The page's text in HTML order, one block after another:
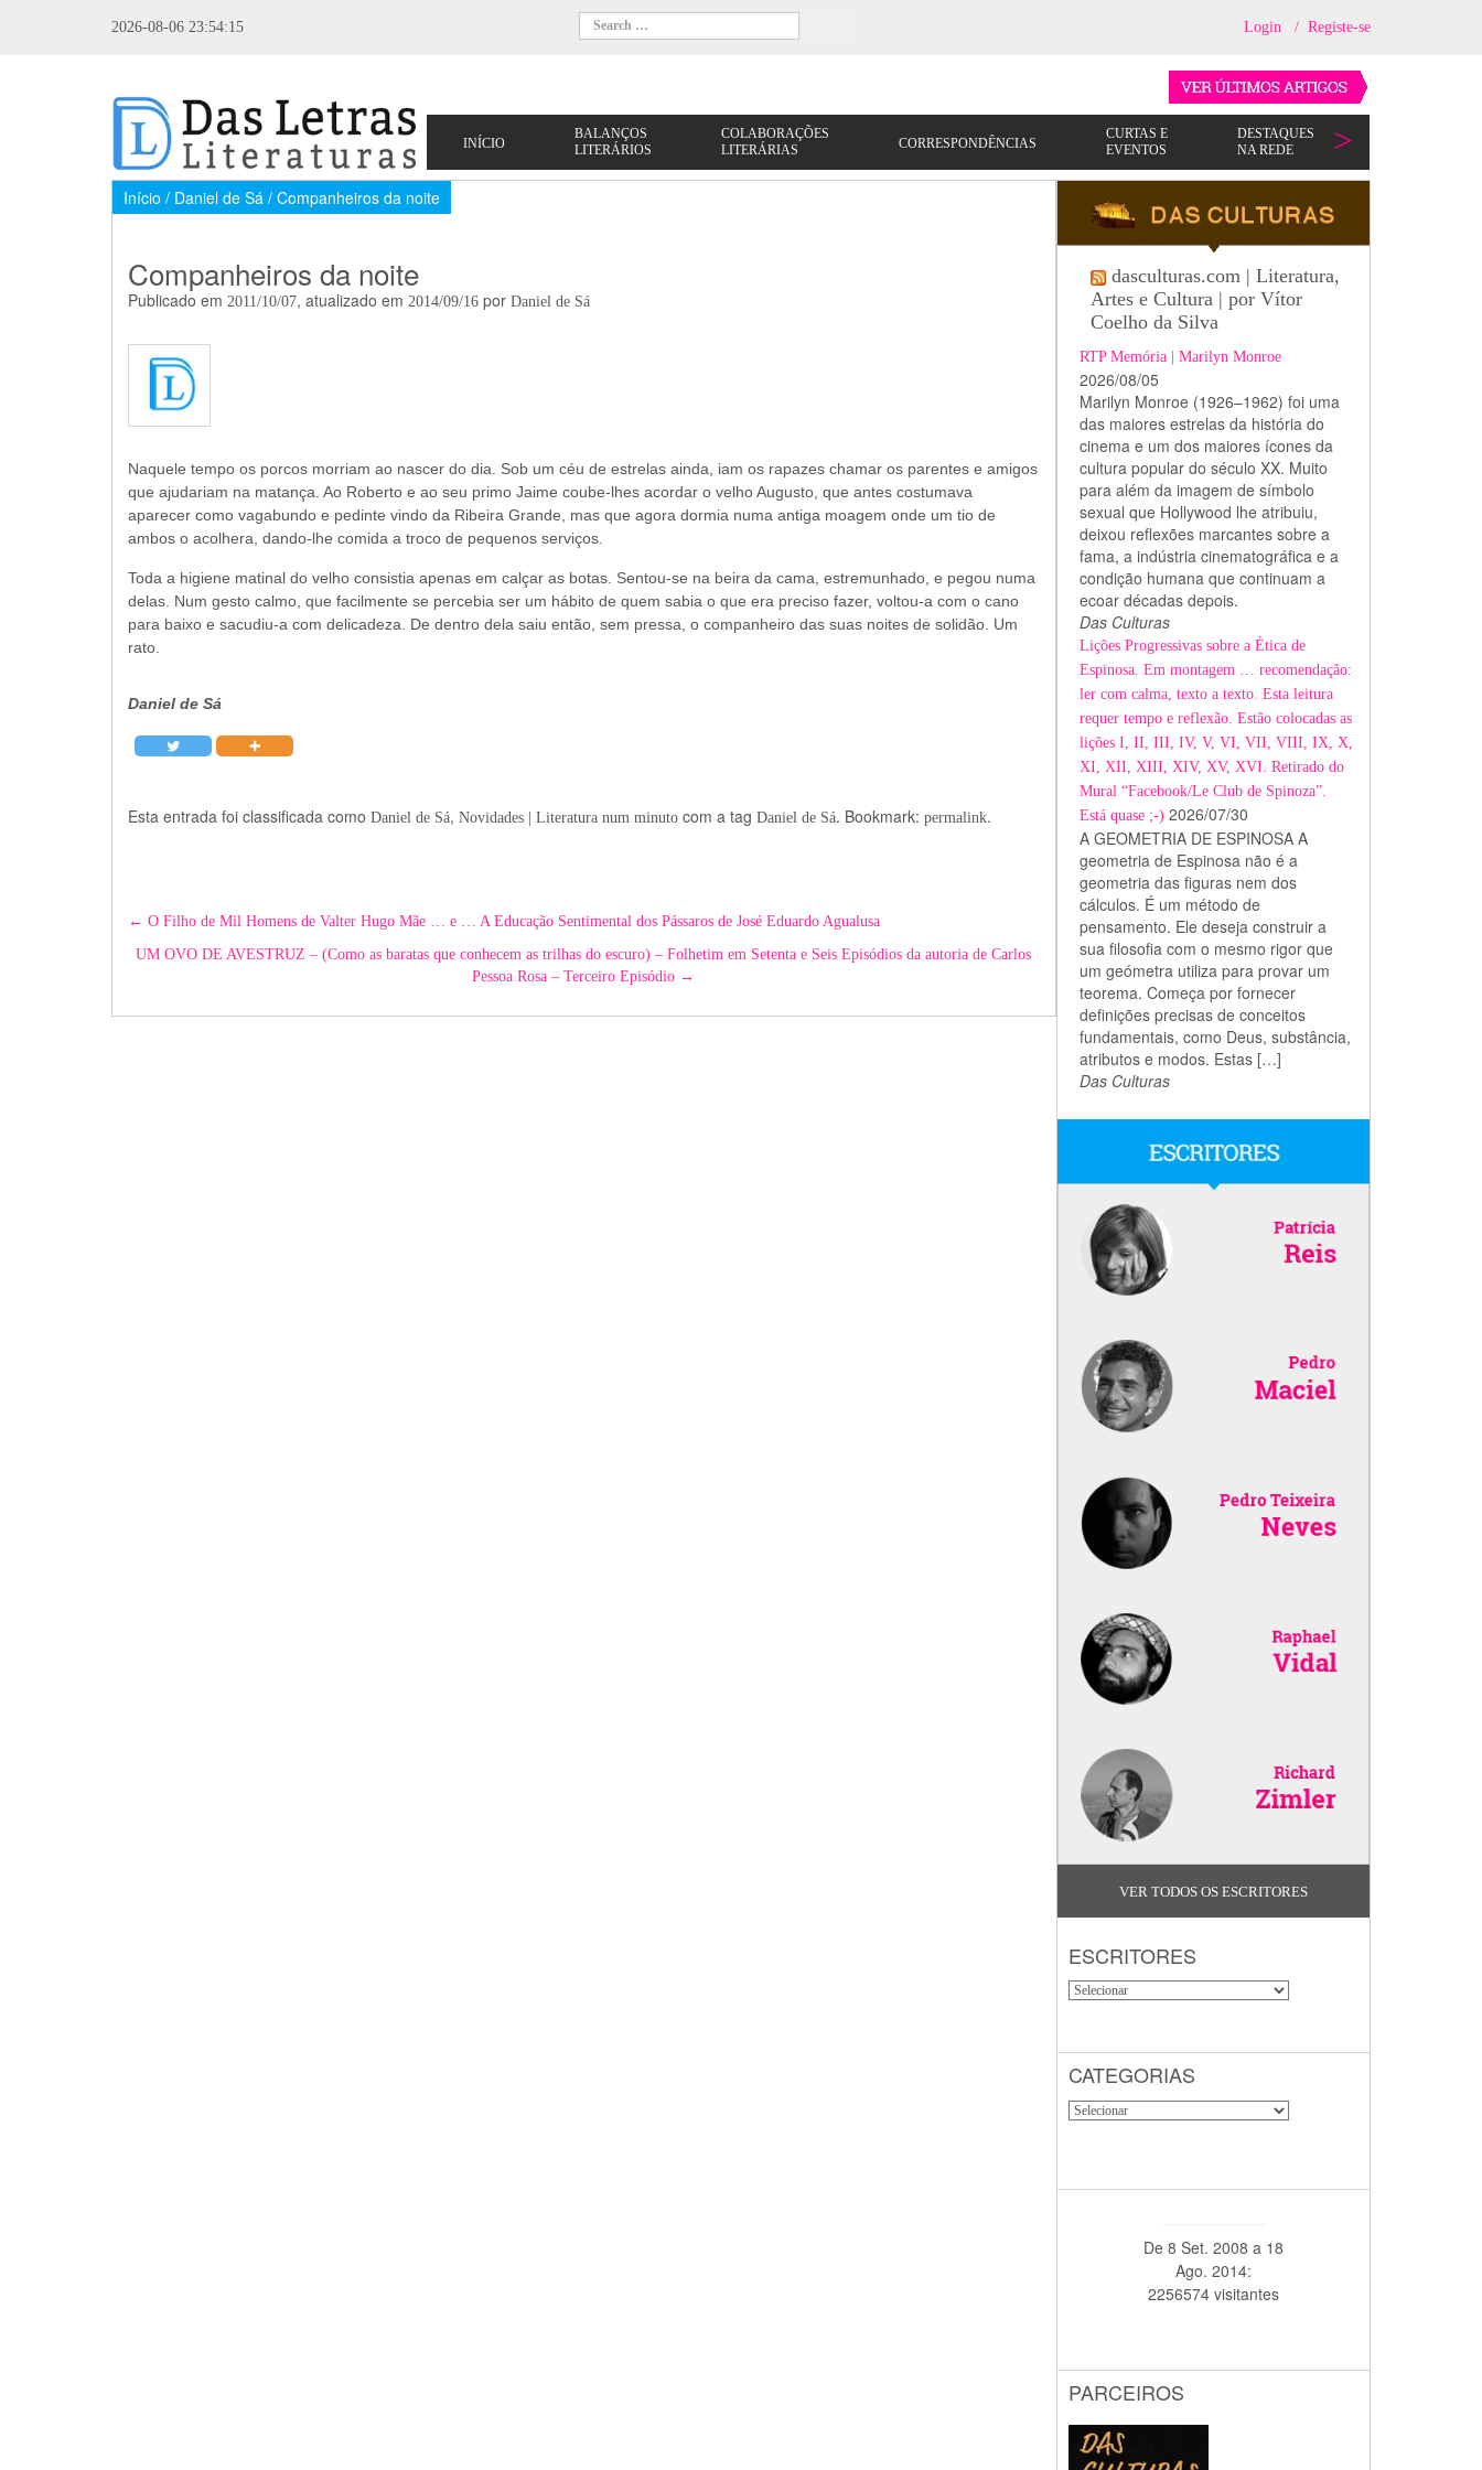
2026-08-06 23:54:15 Login / Registe-se
Início / Daniel de Sá / Companheiros da noite
Companheiros da noite
Publicado em 2011/10/07, atualizado em 2014/09/16por Daniel de Sá
Naquele tempo os porcos morriam ao nascer do dia. Sob um céu de estrelas ainda, iam os rapazes chamar os parentes e amigos
que ajudariam na matança. Ao Roberto e ao seu primo Jaime coube-lhes acordar o velho Augusto, que antes costumava
aparecer como vagabundo e pedinte vindo da Ribeira Grande, mas que agora dormia numa antiga moagem onde um tio de
ambos o acolhera, dando-lhe comida a troco de pequenos serviços.
Toda a higiene matinal do velho consistia apenas em calçar as botas. Sentou-se na beira da cama, estremunhado, e pegou numa
delas. Num gesto calmo, que facilmente se percebia ser um hábito de quem sabia o que era preciso fazer, voltou-a com o cano
para baixo e sacudiu-a com delicadeza. De dentro dela saiu então, sem pressa, o companheiro das suas noites de solidão. Um
rato.
Daniel de Sá
Esta entrada foi classificada como Daniel de Sá, Novidades | Literatura num minutocom a tag Daniel de Sá. Bookmark: permalink.
Post
navigation
← O Filho de Mil Homens de Valter Hugo Mãe … e … A Educação Sentimental dos Pássaros de José Eduardo Agualusa
UM OVO DE AVESTRUZ – (Como as baratas que conhecem as trilhas do escuro) – Folhetim em Setenta e Seis Episódios da autoria de Carlos
Pessoa Rosa – Terceiro Episódio →
dasculturas.com | Literatura,
Artes e Cultura | por Vítor
Coelho da Silva
RTP Memória | Marilyn Monroe
2026/08/05
Marilyn Monroe (1926–1962) foi uma
das maiores estrelas da história do
cinema e um dos maiores ícones da
cultura popular do século XX. Muito
para além da imagem de símbolo
sexual que Hollywood lhe atribuiu,
deixou reflexões marcantes sobre a
fama, a indústria cinematográfica e a
condição humana que continuam a
ecoar décadas depois.
Das Culturas
Lições Progressivas sobre a Ética de
Espinosa. Em montagem … recomendação:
ler com calma, texto a texto. Esta leitura
requer tempo e reflexão. Estão colocadas as
lições I, II, III, IV, V, VI, VII, VIII, IX, X,
XI, XII, XIII, XIV, XV, XVI. Retirado do
Mural “Facebook/Le Club de Spinoza”.
Está quase ;-) 2026/07/30
A GEOMETRIA DE ESPINOSA A
geometria de Espinosa não é a
geometria das figuras nem dos
cálculos. É um método de
pensamento. Ele deseja construir a
sua filosofia com o mesmo rigor que
um geómetra utiliza para provar um
teorema. Começa por fornecer
definições precisas de conceitos
fundamentais, como Deus, substância,
atributos e modos. Estas […]
Das Culturas
VER TODOS OS ESCRITORES
ESCRITORES
CATEGORIAS
De 8 Set. 2008 a 18
Ago. 2014:
2256574 visitantes
PARCEIROS